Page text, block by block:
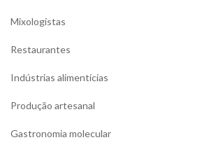
Mixologistas
Restaurantes
Indústrias alimentícias
Produção artesanal
Gastronomia molecular